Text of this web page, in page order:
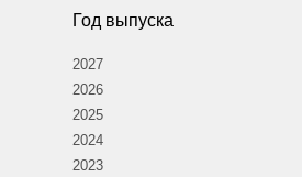
Год выпуска
2027
2026
2025
2024
2023